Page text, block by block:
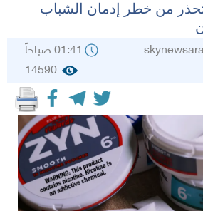
من خطر إدمان الشباب
01:41 صباحاً
14590